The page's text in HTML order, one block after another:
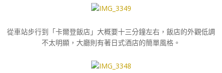
從車站步行到「卡爾登飯店」大概要十三分鐘左右，飯店的外觀低調
不太明顯，大廳則有著日式酒店的簡單風格。